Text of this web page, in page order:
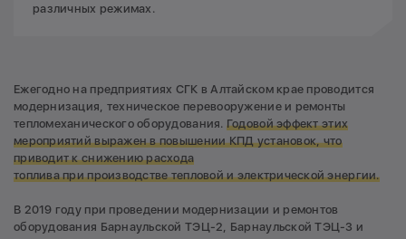
различных режимах.
Ежегодно на предприятиях СГК в Алтайском крае проводится
модернизация, техническое перевооружение и ремонты
тепломеханического оборудования. Годовой эффект этих
мероприятий выражен в повышении КПД установок, что
приводит к снижению расхода
топлива при производстве тепловой и электрической энергии.
В 2019 году при проведении модернизации и ремонтов
оборудования Барнаульской ТЭЦ-2, Барнаульской ТЭЦ-3 и